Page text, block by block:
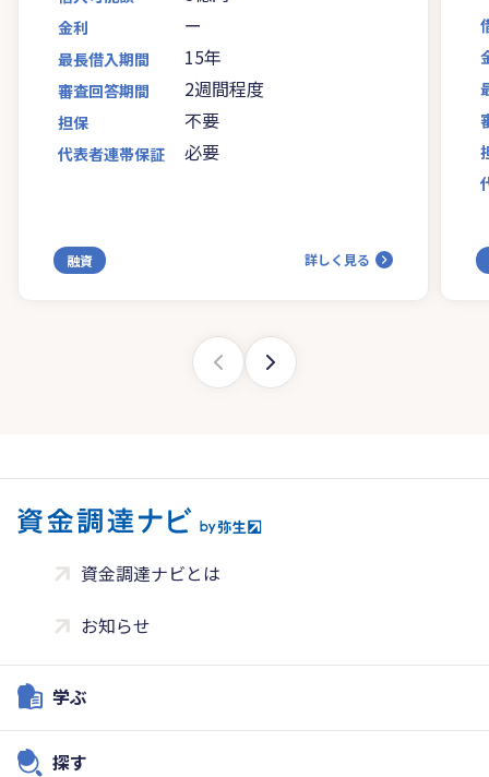
金利 ー
最長借入期間 15年
審査回答期間 2週間程度
担保 不要
代表者連帯保証 必要
融資 詳しく見る
資金調達ナビとは
お知らせ
学ぶ
探す